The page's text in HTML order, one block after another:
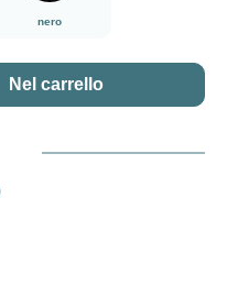
nero
la quantità
Nel carrello